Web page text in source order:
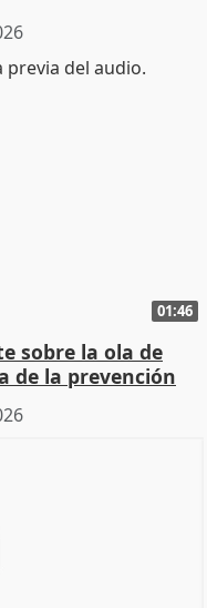
01:46
sobre la ola de
de la prevención